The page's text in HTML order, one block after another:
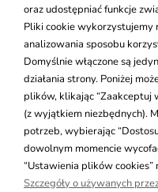
WSZELKIE
oraz udostępniać funkcje
Pliki cookie wykorzystujemy
analizowania sposobu
Domyślnie włączone są
działania strony. Poniżej
plików, klikając “Zaakceptuj
(z wyjątkiem niezbędnych).
potrzeb, wybierając
dowolnym momencie
“Ustawienia plików cookies”
Szczegóły o używanych